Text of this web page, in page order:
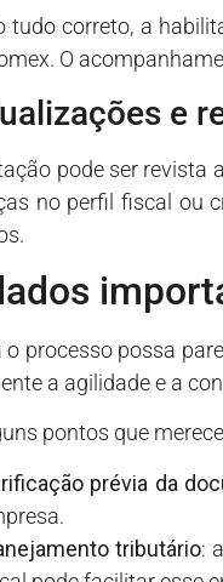
tudo correto, a
O
e
pode ser revista
no perfil fiscal ou
o processo possa
a agilidade e a
pontos que
prévia da
tributário: